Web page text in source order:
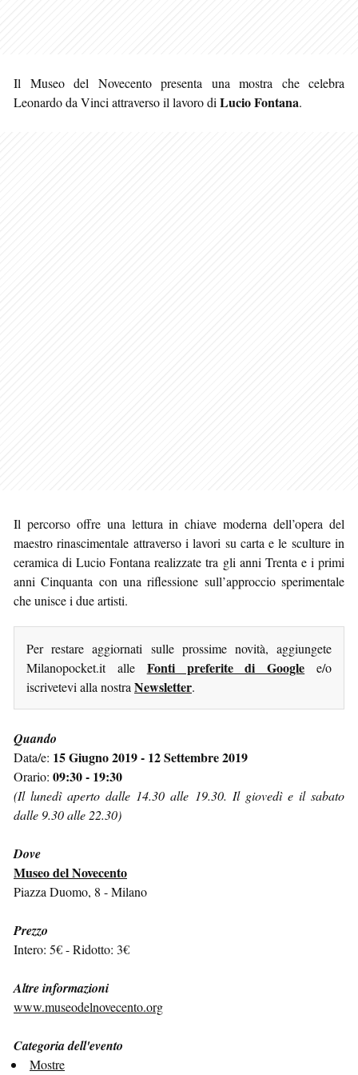
Il Museo del Novecento presenta una mostra che celebra
Leonardo da Vinci attraverso il lavoro di Lucio Fontana.
Il percorso offre una lettura in chiave moderna dell’opera del
maestro rinascimentale attraverso i lavori su carta e le sculture in
ceramica di Lucio Fontana realizzate tra gli anni Trenta e i primi
anni Cinquanta con una riflessione sull’approccio sperimentale
che unisce i due artisti.
Per restare aggiornati sulle prossime novità, aggiungete
Milanopocket.it alle Fonti preferite di Google e/o
iscrivetevi alla nostra Newsletter.
Quando
Data/e: 15 Giugno 2019 - 12 Settembre 2019
Orario: 09:30 - 19:30
(Il lunedì aperto dalle 14.30 alle 19.30. Il giovedì e il sabato
dalle 9.30 alle 22.30)
Dove
Museo del Novecento
Piazza Duomo, 8 - Milano
Prezzo
Intero: 5€ - Ridotto: 3€
Altre informazioni
www.museodelnovecento.org
Categoria dell'evento
Mostre